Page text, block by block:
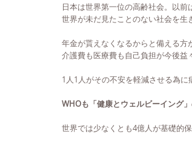
日本は世界第一位の高齢社会。以前
世界が未だ見たことのない社会を生
年金が貰えなくなるからと備える方
介護費も医療費も自己負担が今後益
1人1人がその不安を軽減させる為に
WHOも「健康とウェルビーイング
世界では少なくとも4億人が基礎的